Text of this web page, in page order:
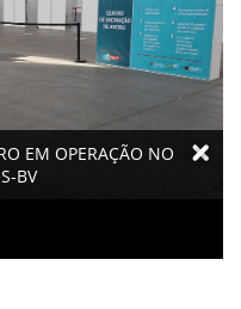
EM OPERAÇÃO NO
BV